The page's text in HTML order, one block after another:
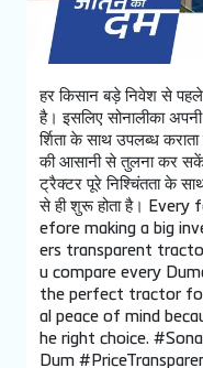
हर किसान बड़े निवेश से पहले
है। इसलिए सोनालीका
र्शिता के साथ उपलब्ध
की आसानी से तुलना कर
ट्रैक्टर पूरे निश्चिंतता के
से ही शुरू होता है।
efore making a big
ers transparent
u compare every
the perfect tractor
al peace of mind
he right choice.
Dum